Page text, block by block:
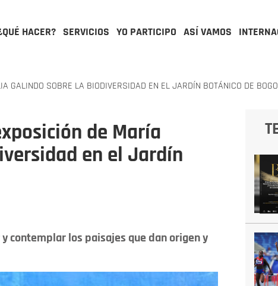
HACER? SERVICIOS YO PARTICIPO ASÍ VAMOS
GALINDO SOBRE LA BIODIVERSIDAD EN EL JARDÍN BOTÁNICO DE
de María
en el Jardín
contemplar los paisajes que dan origen y